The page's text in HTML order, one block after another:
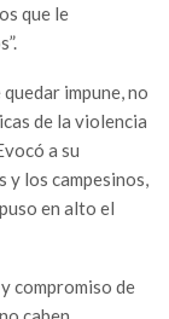
que le
impune, no
de la violencia
a su
y los campesinos,
en alto el
compromiso de